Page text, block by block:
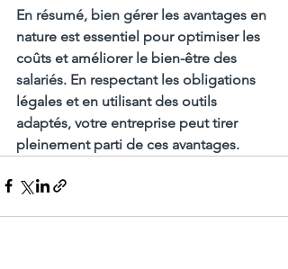
En résumé, bien gérer les avantages en
nature est essentiel pour optimiser les
coûts et améliorer le bien-être des
salariés. En respectant les obligations
légales et en utilisant des outils
adaptés, votre entreprise peut tirer
pleinement parti de ces avantages.